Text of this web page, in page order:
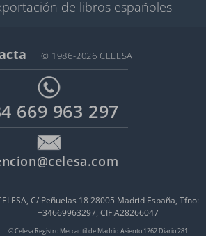
de libros españoles
© 1986-2026 CELESA
669 963 297
C/ Peñuelas 18 28005 Madrid España, Tfno:
+34669963297, CIF:A28266047
© Celesa Registro Mercantil de Madrid Asiento:1262 Diario:281